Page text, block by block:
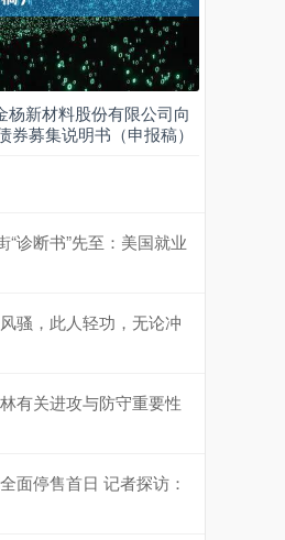
新材料股份有限公司向
募集说明书（申报稿）
“诊断书”先至：美国就业
骚，此人轻功，无论冲
有关进攻与防守重要性
面停售首日 记者探访：